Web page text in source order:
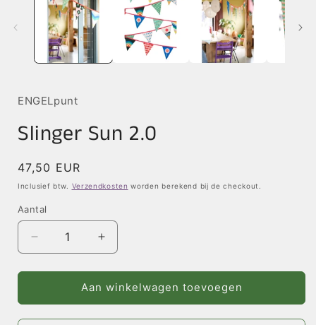
ENGELpunt
Slinger Sun 2.0
Normale
prijs
47,50 EUR
Inclusief btw. Verzendkosten worden berekend bij de checkout.
Aantal
Aantal
verlagen
voor
Sun
2.0
Aantal
verhogen
voor
Slinger
Sun
2.0
Aan winkelwagen toevoegen